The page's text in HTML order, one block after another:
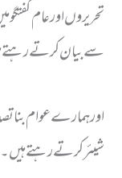
تحریروں اور عام
سے بیان کرتے
اور ہمارے عوام بنا
شیئر کرتے رہتے ہیں۔